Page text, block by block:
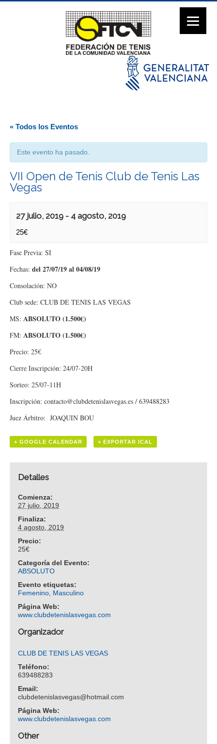
« Todos los Eventos
Este evento ha pasado.
VII Open de Tenis Club de Tenis Las
Vegas
27 julio, 2019 - 4 agosto, 2019
25€
Fase Previa: SI
Fechas: del 27/07/19 al 04/08/19
Consolación: NO
Club sede: CLUB DE TENIS LAS VEGAS
MS: ABSOLUTO (1.500€)
FM: ABSOLUTO (1.500€)
Precio: 25€
Cierre Inscripción: 24/07-20H
Sorteo: 25/07-11H
Inscripción: contacto@clubdetenislasvegas.es / 639488283
Juez Árbitro: JOAQUIN BOU
+ GOOGLE CALENDAR + EXPORTAR ICAL
Detalles
Comienza:
27 julio, 2019
Finaliza:
4 agosto, 2019
Precio:
25€
Categoría del Evento:
ABSOLUTO
Evento etiquetas:
Femenino, Masculino
Página Web:
www.clubdetenislasvegas.com
Organizador
CLUB DE TENIS LAS VEGAS
Teléfono:
639488283
Email:
clubdetenislasvegas@hotmail.com
Página Web:
www.clubdetenislasvegas.com
Other